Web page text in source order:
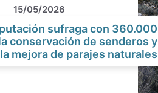
15/05/2026
sufraga con 360.000
conservación de senderos y
la mejora de parajes naturales